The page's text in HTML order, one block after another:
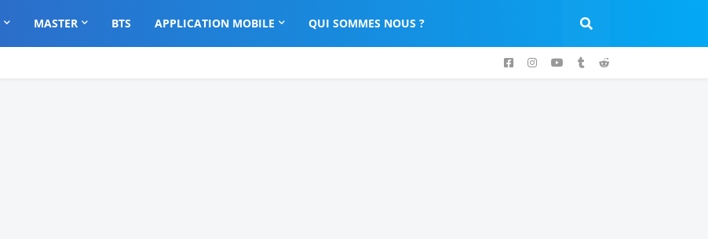
MASTER BTS APPLICATION MOBILE QUI SOMMES NOUS ?